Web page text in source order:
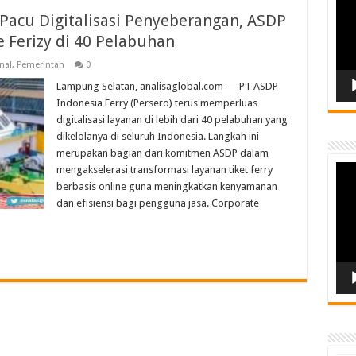
Digitalisasi Penyeberangan, ASDP
Ferizy di 40 Pelabuhan
, Pemerintah 0
Lampung Selatan, analisaglobal.com — PT ASDP
Indonesia Ferry (Persero) terus memperluas
digitalisasi layanan di lebih dari 40 pelabuhan yang
dikelolanya di seluruh Indonesia. Langkah ini
merupakan bagian dari komitmen ASDP dalam
mengakselerasi transformasi layanan tiket ferry
berbasis online guna meningkatkan kenyamanan
dan efisiensi bagi pengguna jasa. Corporate